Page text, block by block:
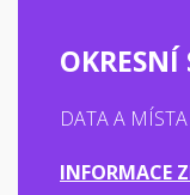
DATA A
INFORMACE